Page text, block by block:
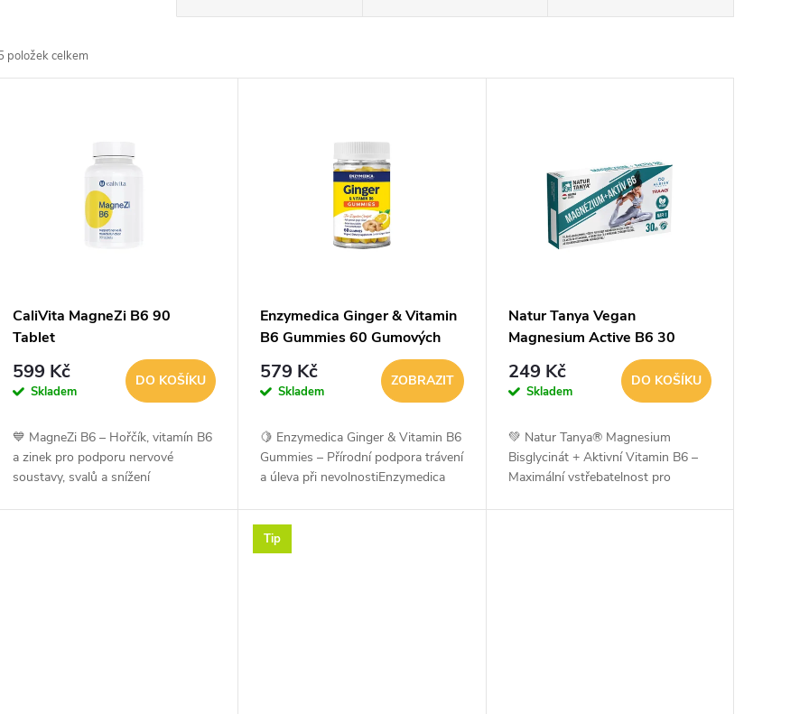
položek celkem
CaliVita MagneZi B6 90
Tablet
599 Kč
Skladem
DO KOŠÍKU
💙 MagneZi B6 – Hořčík, vitamín B6
a zinek pro podporu nervové
soustavy, svalů a snížení
Enzymedica Ginger & Vitamin
B6 Gummies 60 Gumových
bonbónů
579 Kč
Skladem
ZOBRAZIT
🍋 Enzymedica Ginger & Vitamin B6
Gummies – Přírodní podpora trávení
a úleva při nevolnostiEnzymedica
Natur Tanya Vegan
Magnesium Active B6 30
249 Kč
Skladem
DO KOŠÍKU
💚 Natur Tanya® Magnesium
Bisglycinát + Aktivní Vitamin B6 –
Maximální vstřebatelnost pro
Tip